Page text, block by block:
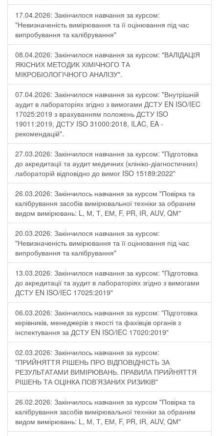
17.04.2026: Закінчилося навчання за курсом:
"Невизначеність вимірювання та її оцінювання під час
випробування та калібрування"
08.04.2026: Закінчилося навчання за курсом: "ВАЛІДАЦІЯ
ЯКІСНИХ МЕТОДИК ХІМІЧНОГО ТА
МІКРОБІОЛОГІЧНОГО АНАЛІЗУ".
07.04.2026: Закінчилося навчання за курсом: "Внутрішній
аудит в лабораторіях згідно з вимогами ДСТУ EN ISO/IEC
17025:2019 з врахуванням положень ДСТУ ISO
19011:2019, ДСТУ ISO 31000:2018, ILAC, EA -
рекомендацій".
27.03.2026: Закінчилося навчання за курсом: "Підготовка
до акредитації та аудит медичних (клініко-діагностичних)
лабораторій відповідно до вимог ISO 15189:2022"
26.03.2026: Закінчилось навчання за курсом "Повірка та
калібрування засобів вимірювальної техніки за обраним
видом вимірювань: L, М, Т, ЕМ, F, РR, ІR, АUV, QМ"
20.03.2026: Закінчилося навчання за курсом:
"Невизначеність вимірювання та її оцінювання під час
випробування та калібрування"
13.03.2026: Закінчилося навчання за курсом: "Підготовка
до акредитації та аудит в лабораторіях згідно з вимогами
ДСТУ EN ISO/IEC 17025:2019"
06.03.2026: Закінчилось навчання за курсом: "Підготовка
керівників, менеджерів з якості та фахівців органів з
інспектування за ДСТУ EN ISO/IEC 17020:2019"
02.03.2026: Закінчилось навчання за курсом:
"ПРИЙНЯТТЯ РІШЕНЬ ПРО ВІДПОВІДНІСТЬ ЗА
РЕЗУЛЬТАТАМИ ВИМІРЮВАНЬ. ПРАВИЛА ПРИЙНЯТТЯ
РІШЕНЬ ТА ОЦІНКА ПОВ’ЯЗАНИХ РИЗИКІВ"
26.02.2026: Закінчилось навчання за курсом "Повірка та
калібрування засобів вимірювальної техніки за обраним
видом вимірювань: L, М, Т, ЕМ, F, РR, ІR, АUV, QМ"